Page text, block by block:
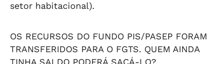
setor habitacional).
OS RECURSOS DO FUNDO PIS/PASEP FORAM
TRANSFERIDOS PARA O FGTS. QUEM AINDA
TINHA SALDO PODERÁ SACÁ-LO?